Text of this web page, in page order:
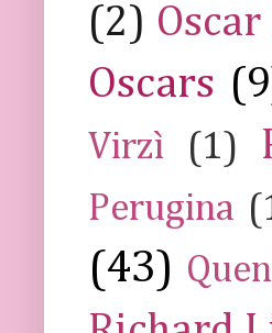
(2)
Oscars
Virzì
(1)
Perugina
(43)